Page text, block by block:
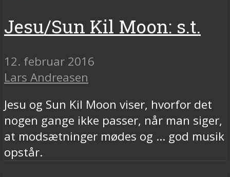
Jesu/Sun Kil Moon: s.t.
12. februar 2016
Lars Andreasen
Jesu og Sun Kil Moon viser, hvorfor det
nogen gange ikke passer, når man siger,
at modsætninger mødes og ... god musik
opstår.